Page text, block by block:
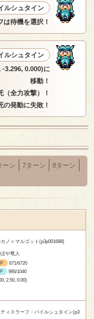
ルシュタイン
は待機を選択！
ルシュタイン
-3.296, 0.000)に
移動！
（全力攻撃）！
の発動に失敗！
ーン 7ターン
8ターン
カノ＝マルゴット(p3p001688)
や竜人
671/6720
995/1040
2.50, 0.00)
ティスラーフ・バイルシュタイン(p3